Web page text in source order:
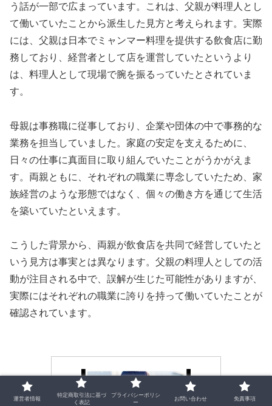
う話が一部で広まっています。これは、父親が料理人とし
て働いていたことから派生した見方と考えられます。実際
には、父親は日本でミャンマー料理を提供する飲食店に勤
務しており、経営者として店を運営していたというより
は、料理人として現場で腕を振るっていたとされていま
す。
母親は事務職に従事しており、企業や団体の中で事務的な
業務を担当していました。家庭の安定を支えるために、
日々の仕事に真面目に取り組んでいたことがうかがえま
す。両親ともに、それぞれの職業に専念していたため、家
族経営のような形態ではなく、個々の働き方を通じて生活
を築いていたといえます。
こうした背景から、両親が飲食店を共同で経営していたと
いう見方は事実とは異なります。父親の料理人としての活
動が注目される中で、誤解が生じた可能性がありますが、
実際にはそれぞれの職業に誇りを持って働いていたことが
確認されています。
運営者情報
特定商取引法に基づ
く表記
プライバシーポリシ
ー
お問い合わせ 免責事項